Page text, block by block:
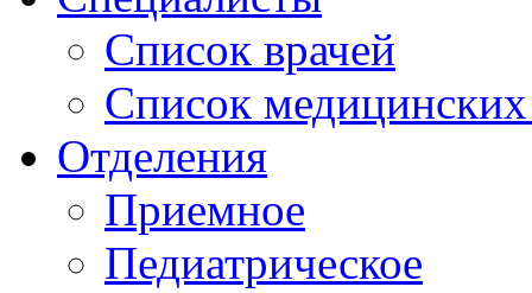
Список врачей
Список медицинских
Отделения
Приемное
Педиатрическое